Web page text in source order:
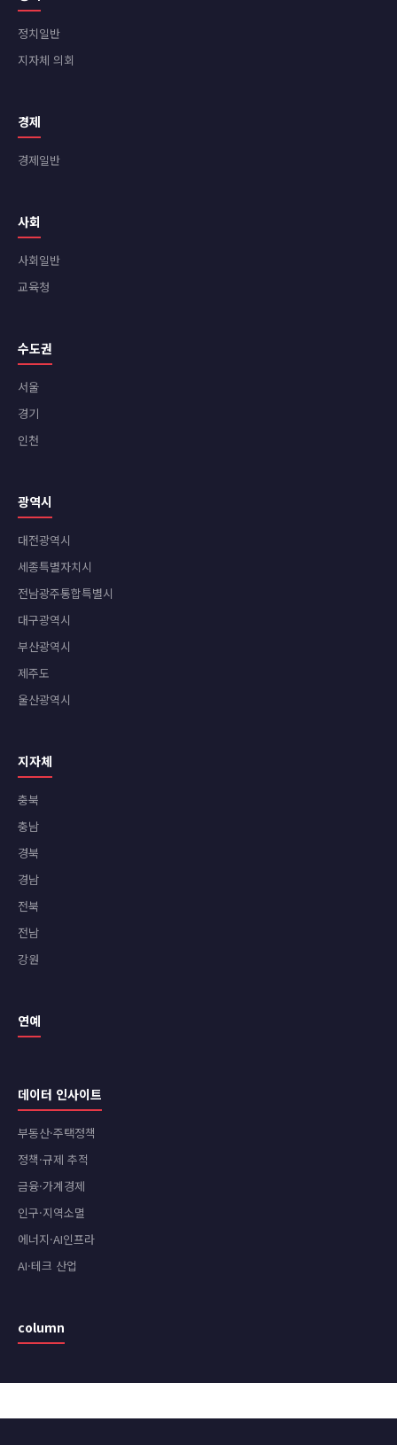
정치일반
지자체 의회
경제
경제일반
사회
사회일반
교육청
수도권
서울
경기
인천
광역시
대전광역시
세종특별자치시
전남광주통합특별시
대구광역시
부산광역시
제주도
울산광역시
지자체
충북
충남
경북
경남
전북
전남
강원
연예
데이터 인사이트
부동산·주택정책
정책·규제 추적
금융·가계경제
인구·지역소멸
에너지·AI인프라
AI·테크 산업
column